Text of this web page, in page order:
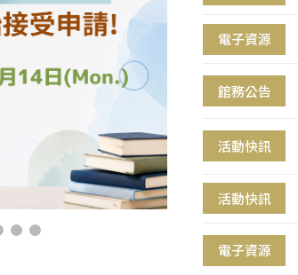
電子資源
館務公告
活動快訊
活動快訊
電子資源